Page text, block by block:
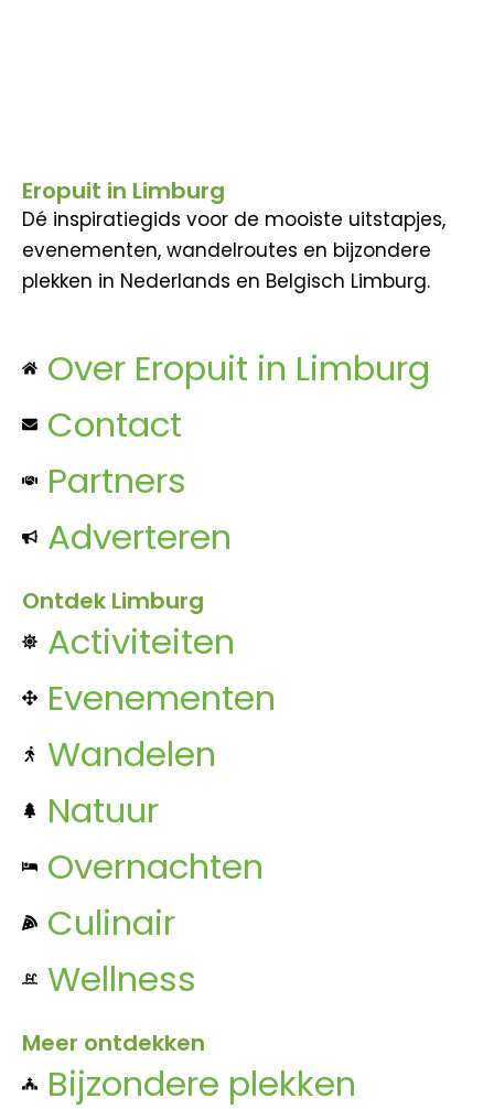
Eropuit in Limburg
Dé inspiratiegids voor de mooiste uitstapjes,
evenementen, wandelroutes en bijzondere
plekken in Nederlands en Belgisch Limburg.
Over Eropuit in Limburg
Contact
Partners
Adverteren
Ontdek Limburg
Activiteiten
Evenementen
Wandelen
Natuur
Overnachten
Culinair
Wellness
Meer ontdekken
Bijzondere plekken